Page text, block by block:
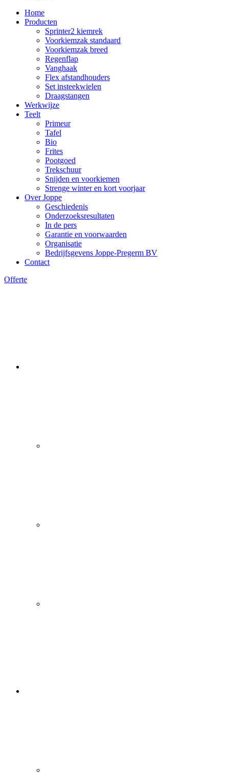
Home
Producten
Sprinter2 kiemrek
Voorkiemzak standaard
Voorkiemzak breed
Regenflap
Vanghaak
Flex afstandhouders
Set insteekwielen
Draagstangen
Werkwijze
Teelt
Primeur
Tafel
Bio
Frites
Pootgoed
Trekschuur
Snijden en voorkiemen
Strenge winter en kort voorjaar
Over Joppe
Geschiedenis
Onderzoeksresultaten
In de pers
Garantie en voorwaarden
Organisatie
Bedrijfsgevens Joppe-Pregerm BV
Contact
Offerte